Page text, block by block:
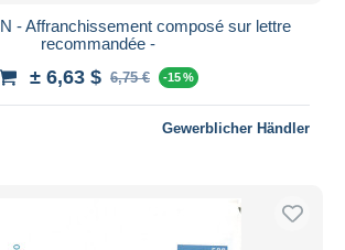
- Affranchissement composé sur lettre
recommandée -
± 6,63 $ 6,75 € -15 %
Gewerblicher Händler